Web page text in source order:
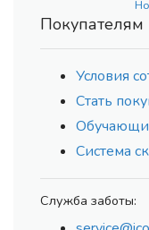
Покупателям
Условия
Стать
Система
Служба заботы: